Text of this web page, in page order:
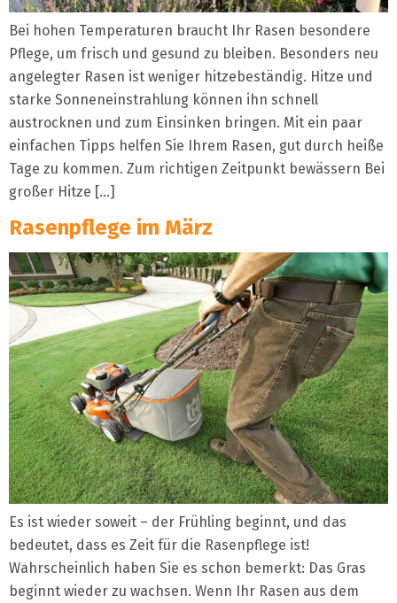
Bei hohen Temperaturen braucht Ihr Rasen besondere
Pflege, um frisch und gesund zu bleiben. Besonders neu
angelegter Rasen ist weniger hitzebeständig. Hitze und
starke Sonneneinstrahlung können ihn schnell
austrocknen und zum Einsinken bringen. Mit ein paar
einfachen Tipps helfen Sie Ihrem Rasen, gut durch heiße
Tage zu kommen. Zum richtigen Zeitpunkt bewässern Bei
großer Hitze […]
Rasenpflege im März
Es ist wieder soweit – der Frühling beginnt, und das
bedeutet, dass es Zeit für die Rasenpflege ist!
Wahrscheinlich haben Sie es schon bemerkt: Das Gras
beginnt wieder zu wachsen. Wenn Ihr Rasen aus dem